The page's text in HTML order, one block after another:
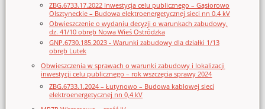
ZBG.6733.17.2022 Inwestycja celu publicznego – Gąsiorowo
Olsztyneckie – Budowa elektroenergetycznej sieci nn 0,4 kV
Obwieszczenie o wydaniu decyzji o warunkach zabudowy,
dz. 41/10 obręb Nowa Wieś Ostródzka
GNP.6730.185.2023 - Warunki zabudowy dla działki 1/13
obręb Lutek
Obwieszczenia w sprawach o warunki zabudowy i lokalizacji
inwestycji celu publicznego – rok wszczęcia sprawy 2024
ZBG.6733.1.2024 – Łutynowo – Budowa kablowej sieci
elektroenergetycznej nn 0,4 kV